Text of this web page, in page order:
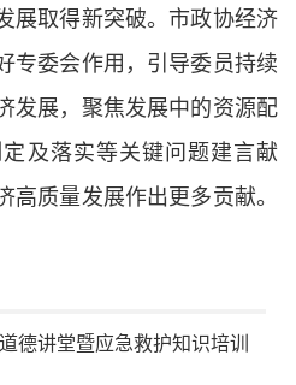
展取得新突破。市政协经济
专委会作用，引导委员持续
发展，聚焦发展中的资源配
及落实等关键问题建言献
高质量发展作出更多贡献。
德讲堂暨应急救护知识培训